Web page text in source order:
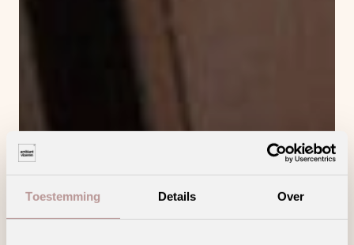
Toestemming Details Over